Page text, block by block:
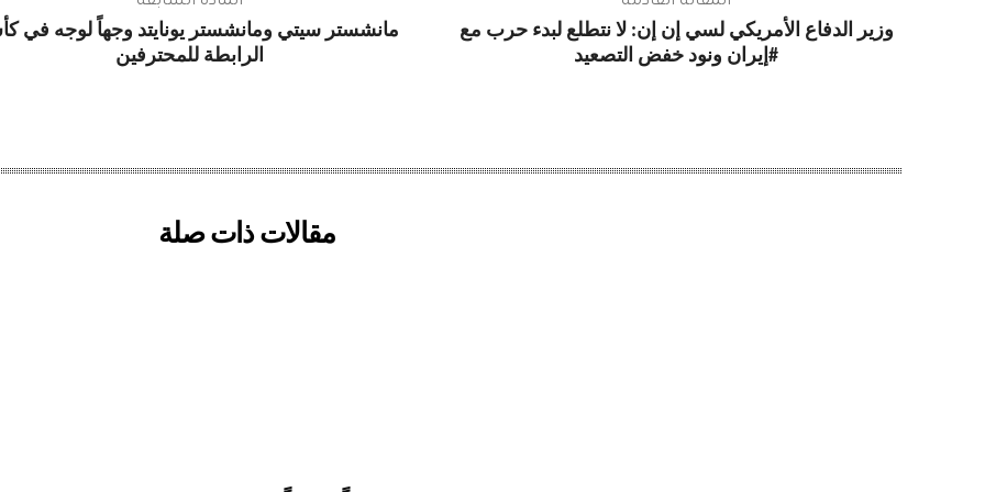
مانشستر سيتي ومانشستر يونايتد وجهاً لوجه في
الرابطة للمحترفين
وزير الدفاع الأمريكي لسي إن إن: لا نتطلع لبدء حرب مع
#إيران ونود خفض التصعيد
مقالات ذات صلة